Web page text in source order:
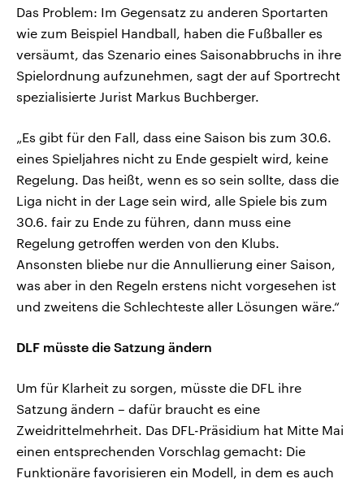
Das Problem: Im Gegensatz zu anderen Sportarten
wie zum Beispiel Handball, haben die Fußballer es
versäumt, das Szenario eines Saisonabbruchs in ihre
Spielordnung aufzunehmen, sagt der auf Sportrecht
spezialisierte Jurist Markus Buchberger.
„Es gibt für den Fall, dass eine Saison bis zum 30.6.
eines Spieljahres nicht zu Ende gespielt wird, keine
Regelung. Das heißt, wenn es so sein sollte, dass die
Liga nicht in der Lage sein wird, alle Spiele bis zum
30.6. fair zu Ende zu führen, dann muss eine
Regelung getroffen werden von den Klubs.
Ansonsten bliebe nur die Annullierung einer Saison,
was aber in den Regeln erstens nicht vorgesehen ist
und zweitens die Schlechteste aller Lösungen wäre.“
DLF müsste die Satzung ändern
Um für Klarheit zu sorgen, müsste die DFL ihre
Satzung ändern – dafür braucht es eine
Zweidrittelmehrheit. Das DFL-Präsidium hat Mitte Mai
einen entsprechenden Vorschlag gemacht: Die
Funktionäre favorisieren ein Modell, in dem es auch